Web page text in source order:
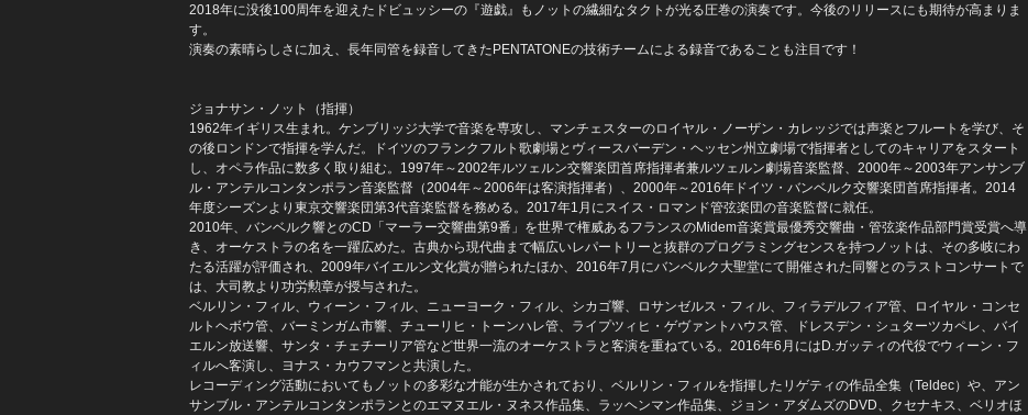
2018年に没後100周年を迎えたドビュッシーの『遊戯』もノットの繊細なタクトが光る圧巻の演奏です。今後のリリースにも期待が高まりま
す。
演奏の素晴らしさに加え、長年同管を録音してきたPENTATONEの技術チームによる録音であることも注目です！
ジョナサン・ノット（指揮）
1962年イギリス生まれ。ケンブリッジ大学で音楽を専攻し、マンチェスターのロイヤル・ノーザン・カレッジでは声楽とフルートを学び、そ
の後ロンドンで指揮を学んだ。ドイツのフランクフルト歌劇場とヴィースバーデン・ヘッセン州立劇場で指揮者としてのキャリアをスタート
し、オペラ作品に数多く取り組む。1997年～2002年ルツェルン交響楽団首席指揮者兼ルツェルン劇場音楽監督、2000年～2003年アンサンブ
ル・アンテルコンタンポラン音楽監督（2004年～2006年は客演指揮者）、2000年～2016年ドイツ・バンベルク交響楽団首席指揮者。2014
年度シーズンより東京交響楽団第3代音楽監督を務める。2017年1月にスイス・ロマンド管弦楽団の音楽監督に就任。
2010年、バンベルク響とのCD「マーラー交響曲第9番」を世界で権威あるフランスのMidem音楽賞最優秀交響曲・管弦楽作品部門賞受賞へ導
き、オーケストラの名を一躍広めた。古典から現代曲まで幅広いレパートリーと抜群のプログラミングセンスを持つノットは、その多岐にわ
たる活躍が評価され、2009年バイエルン文化賞が贈られたほか、2016年7月にバンベルク大聖堂にて開催された同響とのラストコンサートで
は、大司教より功労勲章が授与された。
ベルリン・フィル、ウィーン・フィル、ニューヨーク・フィル、シカゴ響、ロサンゼルス・フィル、フィラデルフィア管、ロイヤル・コンセ
ルトヘボウ管、バーミンガム市響、チューリヒ・トーンハレ管、ライプツィヒ・ゲヴァントハウス管、ドレスデン・シュターツカペレ、バイ
エルン放送響、サンタ・チェチーリア管など世界一流のオーケストラと客演を重ねている。2016年6月にはD.ガッティの代役でウィーン・フ
ィルへ客演し、ヨナス・カウフマンと共演した。
レコーディング活動においてもノットの多彩な才能が生かされており、ベルリン・フィルを指揮したリゲティの作品全集（Teldec）や、アン
サンブル・アンテルコンタンポランとのエマヌエル・ヌネス作品集、ラッヘンマン作品集、ジョン・アダムズのDVD、クセナキス、ベリオほ